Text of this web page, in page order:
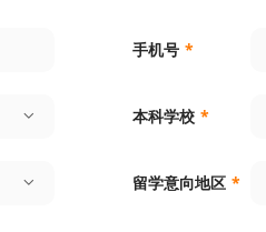
手机号 *
本科学校 *
留学意向地区 *